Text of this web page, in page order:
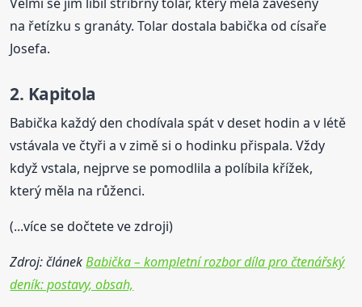
na řetízku s granáty. Tolar dostala babička od císaře
Josefa.
2. Kapitola
Babička každý den chodívala spát v deset hodin a v létě
vstávala ve čtyři a v zimě si o hodinku přispala. Vždy
když vstala, nejprve se pomodlila a políbila křížek,
který měla na růženci.
(...více se dočtete ve zdroji)
Zdroj: článekBabička – kompletní rozbor díla pro čtenářský
deník: postavy, obsah,